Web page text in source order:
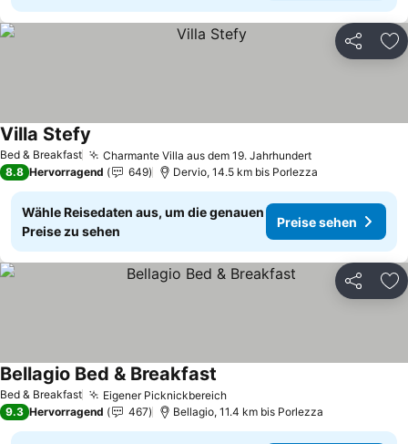
Teilen
Bed & Breakfast Charmante Villa aus dem 19. JahrhundertPreise sehen
Villa Stefy
8.8 Hervorragend 649 Dervio, 14.5 km bis Porlezza
Wähle Reisedaten aus, um die genauen
Preise zu sehen
Preise sehen
Teilen
Bed & Breakfast Eigener PicknickbereichPreise sehen
Bellagio Bed & Breakfast
9.3 Hervorragend 467 Bellagio, 11.4 km bis Porlezza